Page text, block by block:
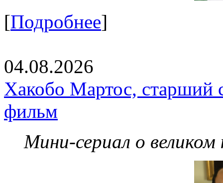
[Подробнее]
04.08.2026
Хакобо Мартос, старший
фильм
Мини-сериал о великом